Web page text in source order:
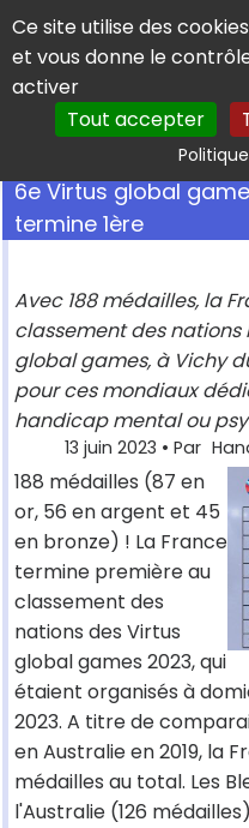
Panneau de gestion des
Ce site utilise des
et vous donne le
activer
Tout accepter
6e Virtus global
termine 1ère
Avec 188 médailles, la
classement des nations
global games, à Vichy
pour ces mondiaux
handicap mental ou
13 juin 2023 • Par
188 médailles (87 en
or, 56 en argent et 45
en bronze) ! La France
termine première au
classement des
nations des Virtus
global games 2023, qui
étaient organisés à
2023. A titre de
en Australie en 2019, la
médailles au total. Les
l'Australie (126